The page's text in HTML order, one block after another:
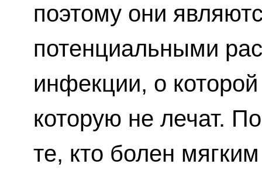
поэтому они
потенциальными
инфекции, о
которую не лечат.
те, кто болен